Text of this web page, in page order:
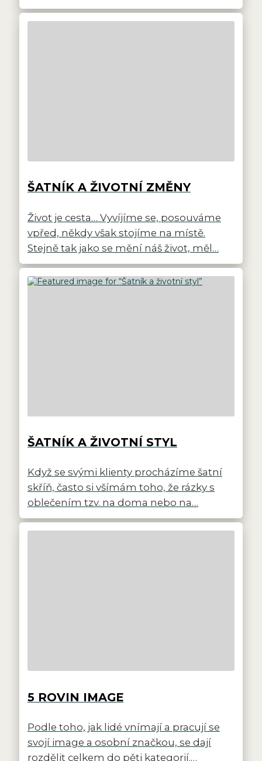
ŠATNÍK A ŽIVOTNÍ ZMĚNY
Život je cesta… Vyvíjíme se, posouváme
vpřed, někdy však stojíme na místě.
Stejně tak jako se mění náš život, měl…
ŠATNÍK A ŽIVOTNÍ STYL
Když se svými klienty procházíme šatní
skříň, často si všímám toho, že rázky s
oblečením tzv. na doma nebo na…
5 ROVIN IMAGE
Podle toho, jak lidé vnímají a pracují se
svojí image a osobní značkou, se dají
rozdělit celkem do pěti kategorií.…